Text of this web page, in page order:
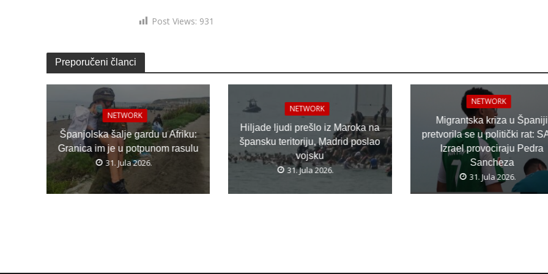
Post Views: 931
Preporučeni članci
NETWORK
Španjolska šalje gardu u Afriku:
Granica im je u potpunom rasulu
31. Jula 2026.
NETWORK
Hiljade ljudi prešlo iz Maroka na
špansku teritoriju, Madrid poslao
vojsku
31. Jula 2026.
NETWORK
Migrantska kriza u Španiji
pretvorila se u politički rat:
Izrael provociraju Pedra
Sancheza
31. Jula 2026.